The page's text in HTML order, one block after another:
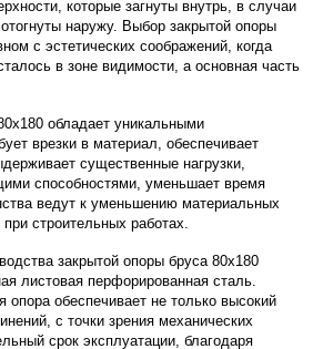
которые загнуты внутрь, в случаи
наружу. Выбор закрытой опоры
с эстетических соображений, когда
в зоне видимости, а основная часть
обладает уникальными
врезки в материал, обеспечивает
существенные нагрузки,
способностями, уменьшает время
ведут к уменьшению материальных
строительных работах.
закрытой опоры бруса 80х180
листовая перфорированная сталь.
опора обеспечивает не только высокий
с точки зрения механических
срок эксплуатации, благодаря